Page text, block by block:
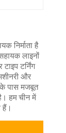
निर्माता है
लाइनों
टर्निंग
और
के पास मजबूत
हम चीन में
हैं।